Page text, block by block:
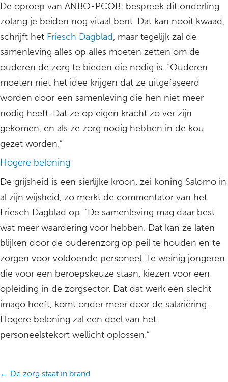
De oproep van ANBO-PCOB: bespreek dit onderling
zolang je beiden nog vitaal bent. Dat kan nooit kwaad,
schrijft het Friesch Dagblad, maar tegelijk zal de
samenleving alles op alles moeten zetten om de
ouderen de zorg te bieden die nodig is. “Ouderen
moeten niet het idee krijgen dat ze uitgefaseerd
worden door een samenleving die hen niet meer
nodig heeft. Dat ze op eigen kracht zo ver zijn
gekomen, en als ze zorg nodig hebben in de kou
gezet worden.”
Hogere beloning
De grijsheid is een sierlijke kroon, zei koning Salomo in
al zijn wijsheid, zo merkt de commentator van het
Friesch Dagblad op. “De samenleving mag daar best
wat meer waardering voor hebben. Dat kan ze laten
blijken door de ouderenzorg op peil te houden en te
zorgen voor voldoende personeel. Te weinig jongeren
die voor een beroepskeuze staan, kiezen voor een
opleiding in de zorgsector. Dat dat werk een slecht
imago heeft, komt onder meer door de salariëring.
Hogere beloning zal een deel van het
personeelstekort wellicht oplossen.”
Posts
← De zorg staat in brand